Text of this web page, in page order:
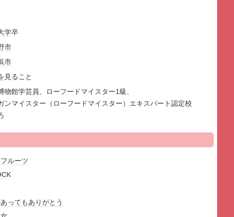
学卒
市
市
見ること
館学芸員、ローフードマイスター1級、
ンマイスター（ローフードマイスター）エキスパート認定校
ルーツ
ってもありがとう